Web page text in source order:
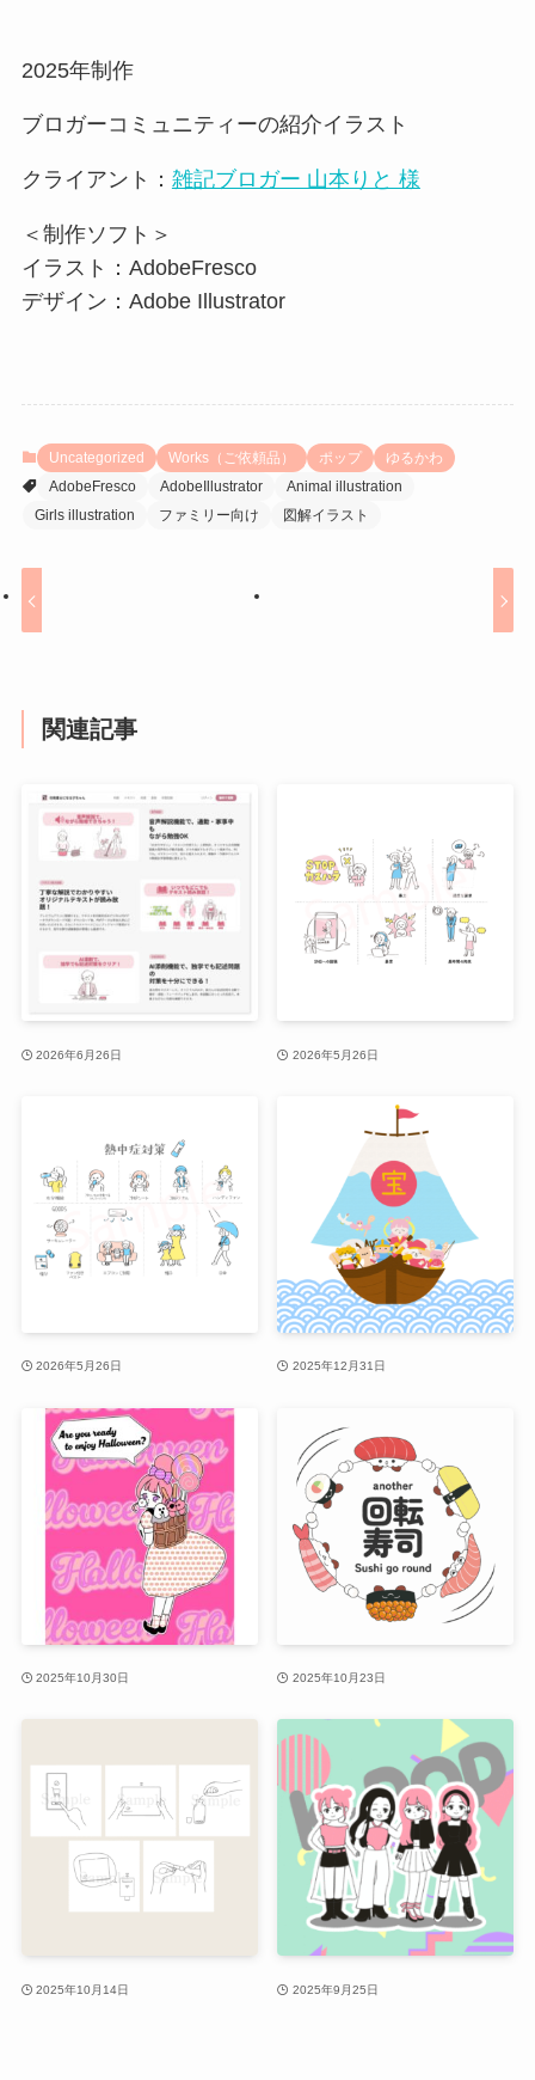
2025年制作
ブロガーコミュニティーの紹介イラスト
クライアント： 雑記ブロガー 山本りと 様
＜制作ソフト＞
イラスト：AdobeFresco
デザイン：Adobe Illustrator
Uncategorized Works（ご依頼品） ポップ
ゆるかわ
AdobeFresco
AdobeIllustrator
Animal illustration
Girls illustration
ファミリー向け 図解イラスト
関連記事
2026年6月26日 2026年5月26日
2026年5月26日 2025年12月31日
2025年10月30日 2025年10月23日
2025年10月14日 2025年9月25日